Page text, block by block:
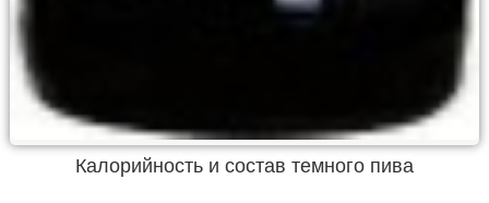
Калорийность и состав темного пива